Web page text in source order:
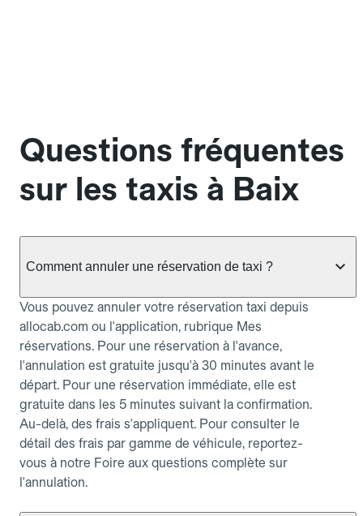
Questions fréquentes
sur les taxis à Baix
Comment annuler une réservation de taxi ?
Vous pouvez annuler votre réservation taxi depuis
allocab.com ou l'application, rubrique Mes
réservations. Pour une réservation à l'avance,
l'annulation est gratuite jusqu'à 30 minutes avant le
départ. Pour une réservation immédiate, elle est
gratuite dans les 5 minutes suivant la confirmation.
Au-delà, des frais s'appliquent. Pour consulter le
détail des frais par gamme de véhicule, reportez-
vous à notre Foire aux questions complète sur
l'annulation.